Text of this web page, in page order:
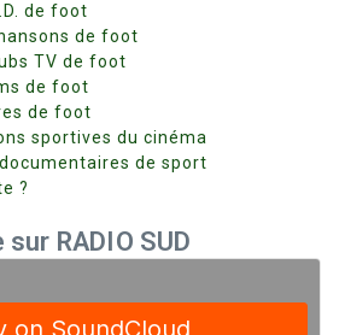
de foot
de foot
TV de foot
de foot
de foot
sportives du cinéma
de sport
?
RADIO SUD